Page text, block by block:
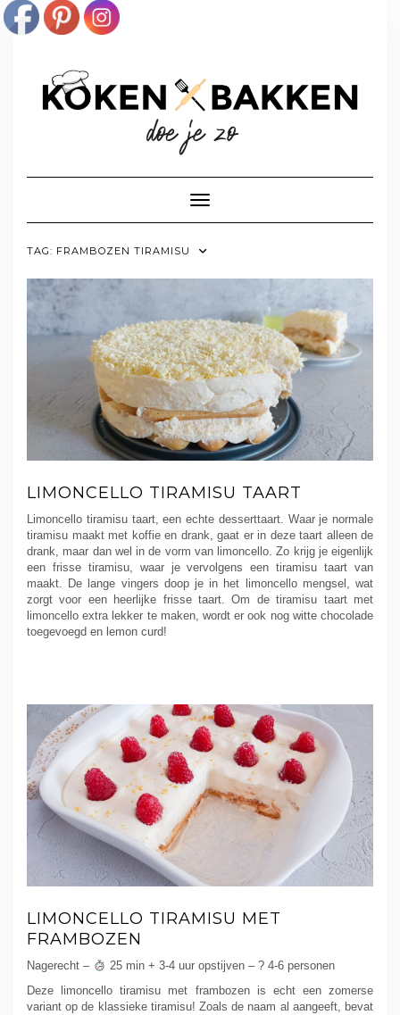
Toggle navigatie
TAG: FRAMBOZEN TIRAMISU
LIMONCELLO TIRAMISU TAART
Limoncello tiramisu taart, een echte desserttaart. Waar je normale
tiramisu maakt met koffie en drank, gaat er in deze taart alleen de
drank, maar dan wel in de vorm van limoncello. Zo krijg je eigenlijk
een frisse tiramisu, waar je vervolgens een tiramisu taart van
maakt. De lange vingers doop je in het limoncello mengsel, wat
zorgt voor een heerlijke frisse taart. Om de tiramisu taart met
limoncello extra lekker te maken, wordt er ook nog witte chocolade
toegevoegd en lemon curd!
LIMONCELLO TIRAMISU MET
FRAMBOZEN
Nagerecht –
25 min + 3-4 uur opstijven – ? 4-6 personen
Deze limoncello tiramisu met frambozen is echt een zomerse
variant op de klassieke tiramisu! Zoals de naam al aangeeft, bevat